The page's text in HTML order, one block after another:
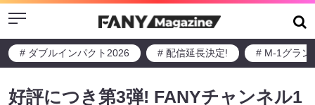
Menu
# ダブルインパクト2026 # 配信延長決定! # M-1グラン
好評につき第3弾! FANYチャンネル1